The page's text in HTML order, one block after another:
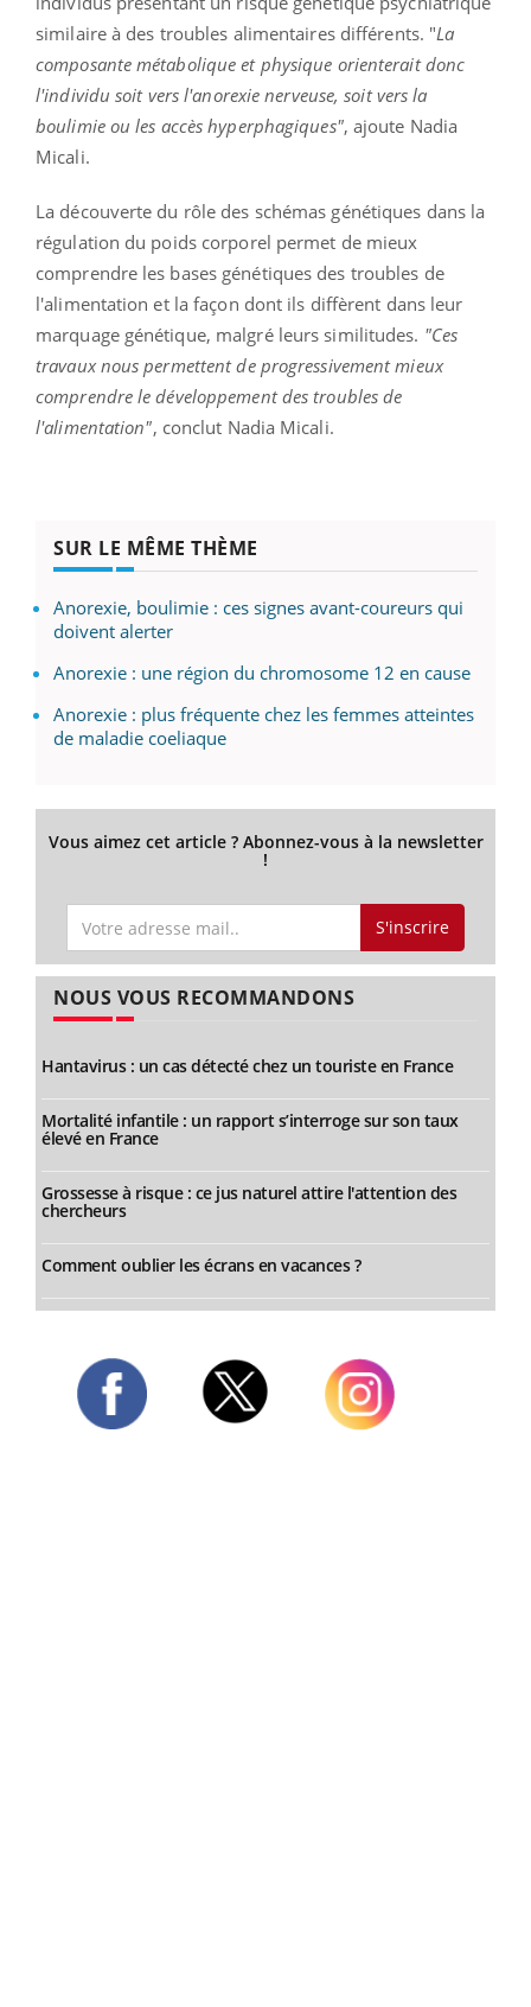
similaire à des troubles alimentaires différents. "La
composante métabolique et physique orienterait donc
l'individu soit vers l'anorexie nerveuse, soit vers la
boulimie ou les accès hyperphagiques", ajoute Nadia
Micali.
La découverte du rôle des schémas génétiques dans la
régulation du poids corporel permet de mieux
comprendre les bases génétiques des troubles de
l'alimentation et la façon dont ils diffèrent dans leur
marquage génétique, malgré leurs similitudes. "Ces
travaux nous permettent de progressivement mieux
comprendre le développement des troubles de
l'alimentation", conclut Nadia Micali.
SUR LE MÊME THÈME
Anorexie, boulimie : ces signes avant-coureurs qui
doivent alerter
Anorexie : une région du chromosome 12 en cause
Anorexie : plus fréquente chez les femmes atteintes
de maladie coeliaque
Vous aimez cet article ? Abonnez-vous à la newsletter
!
S'inscrire
NOUS VOUS RECOMMANDONS
Hantavirus : un cas détecté chez un touriste en France
Mortalité infantile : un rapport s’interroge sur son taux
élevé en France
Grossesse à risque : ce jus naturel attire l'attention des
chercheurs
Comment oublier les écrans en vacances ?